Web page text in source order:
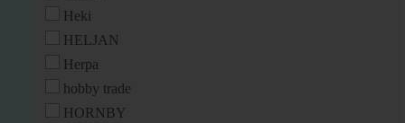
Heki
HELJAN
Herpa
hobby trade
HORNBY